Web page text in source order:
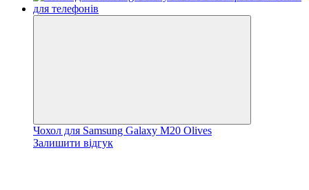
Чохол для Samsung Galaxy M20 Olives
Залишити відгук